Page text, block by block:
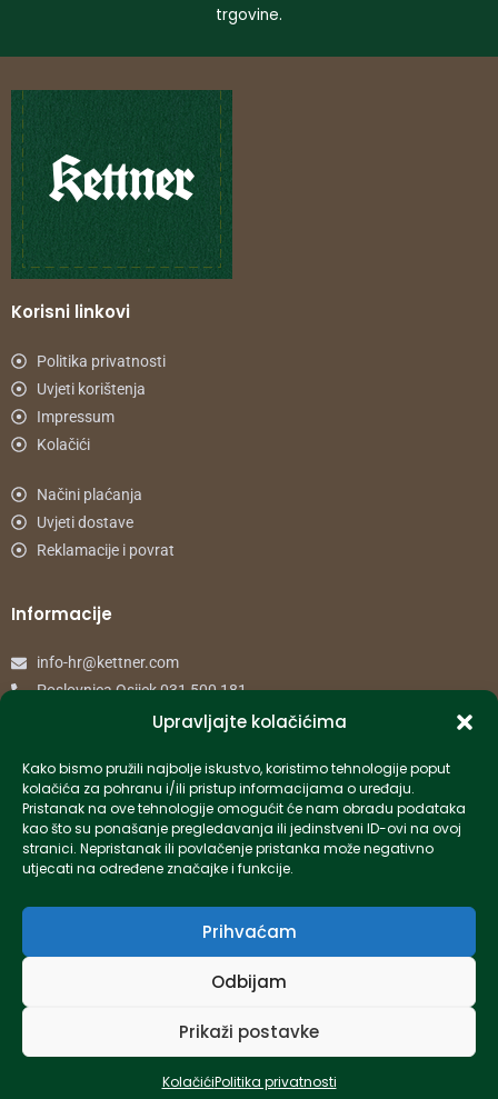
Upravljajte kolačićima
Kako bismo pružili najbolje iskustvo, koristimo tehnologije poput
kolačića za pohranu i/ili pristup informacijama o uređaju.
Pristanak na ove tehnologije omogućit će nam obradu podataka
kao što su ponašanje pregledavanja ili jedinstveni ID-ovi na ovoj
stranici. Nepristanak ili povlačenje pristanka može negativno
utjecati na određene značajke i funkcije.
Prihvaćam
Odbijam
Prikaži postavke
KolačićiPolitika privatnosti
trgovine.
Korisni linkovi
Politika privatnosti
Uvjeti korištenja
Impressum
Kolačići
Načini plaćanja
Uvjeti dostave
Reklamacije i povrat
Informacije
info-hr@kettner.com
Poslovnica Osijek 031 500 181
Poslovnica Zagreb 01 7798 900
© 2024 Kettner. Sva prava pridržana.